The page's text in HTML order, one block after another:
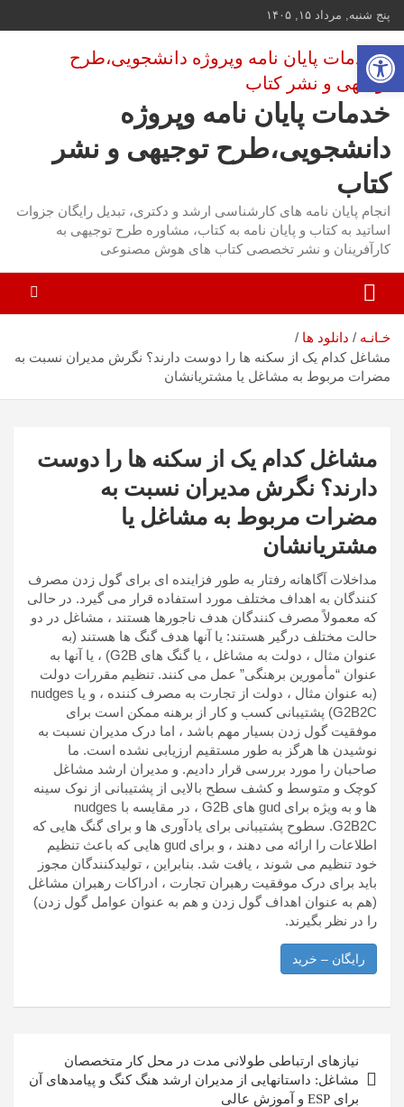
محتوا
بروید
پنج شنبه, مرداد ۱۵, ۱۴۰۵
خدمات پایان نامه وپروژه
دانشجویی،طرح توجیهی و نشر
کتاب
انجام پایان نامه های کارشناسی ارشد و دکتری، تبدیل رایگان جزوات
اساتید به کتاب و پایان نامه به کتاب، مشاوره طرح توجیهی به
کارآفرینان و نشر تخصصی کتاب های هوش مصنوعی
خـانـه دانلود ها
مشاغل کدام یک از سکنه ها را دوست دارند؟ نگرش مدیران نسبت به
مضرات مربوط به مشاغل یا مشتریانشان
مشاغل کدام یک از سکنه ها را دوست
دارند؟ نگرش مدیران نسبت به
مضرات مربوط به مشاغل یا
مشتریانشان
مداخلات آگاهانه رفتار به طور فزاینده ای برای گول زدن مصرف
کنندگان به اهداف مختلف مورد استفاده قرار می گیرد. در حالی
که معمولاً مصرف کنندگان هدف ناجورها هستند ، مشاغل در دو
حالت مختلف درگیر هستند: یا آنها هدف گنگ ها هستند (به
عنوان مثال ، دولت به مشاغل ، یا گنگ های G2B) ، یا آنها به
عنوان “مأمورین برهنگی” عمل می کنند. تنظیم مقررات دولت
(به عنوان مثال ، دولت از تجارت به مصرف کننده ، و یا nudges
G2B2C) پشتیبانی کسب و کار از برهنه ممکن است برای
موفقیت گول زدن بسیار مهم باشد ، اما درک مدیران نسبت به
نوشیدن ها هرگز به طور مستقیم ارزیابی نشده است. ما
صاحبان را مورد بررسی قرار دادیم. و مدیران ارشد مشاغل
کوچک و متوسط ​​و کشف سطح بالایی از پشتیبانی از نوک سینه
ها و به ویژه برای gud های G2B ، در مقایسه با nudges
G2B2C. سطوح پشتیبانی برای یادآوری ها و برای گنگ هایی که
اطلاعات را ارائه می دهند ، و برای gud هایی که باعث تنظیم
خود تنظیم می شوند ، یافت شد. بنابراین ، تولیدکنندگان مجوز
باید برای درک موفقیت رهبران تجارت ، ادراکات رهبران مشاغل
(هم به عنوان اهداف گول زدن و هم به عنوان عوامل گول زدن)
را در نظر بگیرند.
رایگان – خرید
نوشته
نیازهای ارتباطی طولانی مدت در محل کار متخصصان
مشاغل: داستانهایی از مدیران ارشد هنگ کنگ و پیامدهای آن
برای ESP و آموزش عالی
باز کردن نوار ابزار